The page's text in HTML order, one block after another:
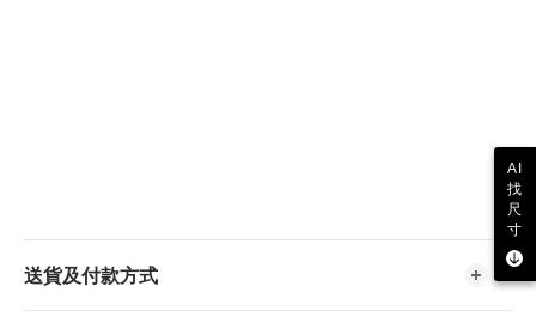
送貨及付款方式
AI
找
尺
寸